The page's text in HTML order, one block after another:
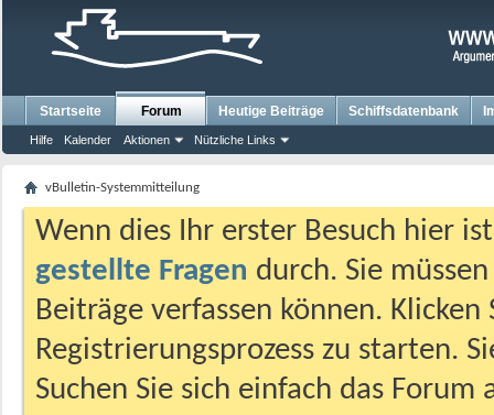
Startseite Forum
Hilfe Kalender Aktionen Nützliche Links
Heutige Beiträge Schiffsdatenbank
vBulletin-Systemmitteilung
Wenn dies Ihr erster Besuch hier
gestellte Fragen durch. Sie
Beiträge verfassen können.
Registrierungsprozess zu starten.
Suchen Sie sich einfach das